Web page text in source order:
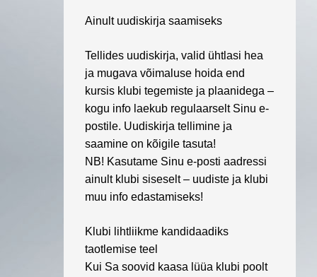
Ainult uudiskirja saamiseks
Tellides uudiskirja, valid ühtlasi hea
ja mugava võimaluse hoida end
kursis klubi tegemiste ja plaanidega –
kogu info laekub regulaarselt Sinu e-
postile. Uudiskirja tellimine ja
saamine on kõigile tasuta!
NB! Kasutame Sinu e-posti aadressi
ainult klubi siseselt – uudiste ja klubi
muu info edastamiseks!
Klubi lihtliikme kandidaadiks
taotlemise teel
Kui Sa soovid kaasa lüüa klubi poolt